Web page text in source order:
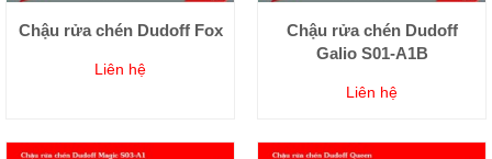
Chậu rửa chén Dudoff Fox
Liên hệ
Chậu rửa chén Dudoff
Galio S01-A1B
Liên hệ